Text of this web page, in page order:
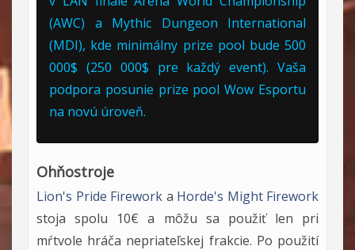
(AWC) a Mythic Dungeon International
(MDI), kde minimálny prize pool bude 500
000$ (250 000$ pre každý event). Vaša
podpora posunie prize pool Wow Esportu
na novú úroveň.
Ohňostroje
Lion's Pride Firework a Horde's Might Firework
stoja spolu 10€ a môžu sa použiť len pri
mŕtvole hráča nepriateľskej frakcie. Po použití